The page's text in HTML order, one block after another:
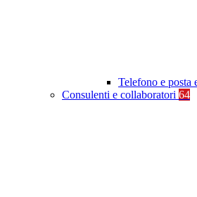
Telefono e posta
Consulenti e collaboratori 64